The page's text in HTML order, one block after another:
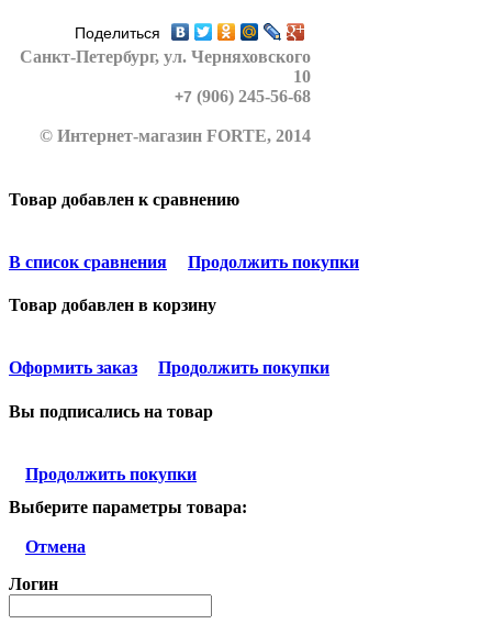
Поделиться
Санкт-Петербург, ул. Черняховского
10
+7 (906) 245-56-68
© Интернет-магазин FORTE, 2014
Товар добавлен к сравнению
В список сравнения Продолжить покупки
Товар добавлен в корзину
Оформить заказ Продолжить покупки
Вы подписались на товар
Продолжить покупки
Выберите параметры товара:
Отмена
Логин